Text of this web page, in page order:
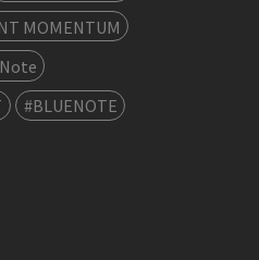
MOMENTUM
#BLUENOTE